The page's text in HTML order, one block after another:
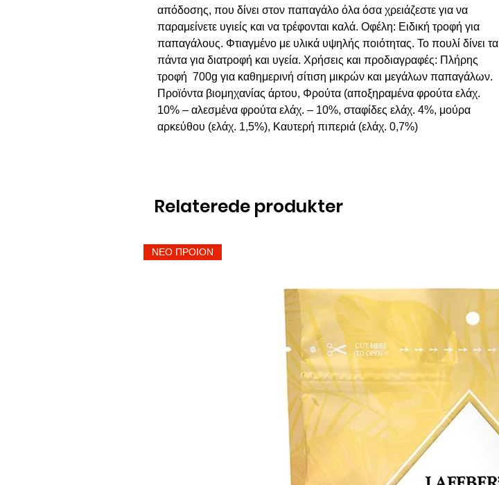
απόδοσης, που δίνει στον παπαγάλο όλα όσα χρειάζεστε για να
παραμείνετε υγιείς και να τρέφονται καλά. Οφέλη: Ειδική τροφή για
παπαγάλους. Φτιαγμένο με υλικά υψηλής ποιότητας. Το πουλί δίνει τα
πάντα για διατροφή και υγεία. Χρήσεις και προδιαγραφές: Πλήρης
τροφή 700g για καθημερινή σίτιση μικρών και μεγάλων παπαγάλων.
Προϊόντα βιομηχανίας άρτου, Φρούτα (αποξηραμένα φρούτα ελάχ.
10% – αλεσμένα φρούτα ελάχ. – 10%, σταφίδες ελάχ. 4%, μούρα
αρκεύθου (ελάχ. 1,5%), Καυτερή πιπεριά (ελάχ. 0,7%)
Relaterede produkter
ΝΕΟ ΠΡΟΙΟΝ